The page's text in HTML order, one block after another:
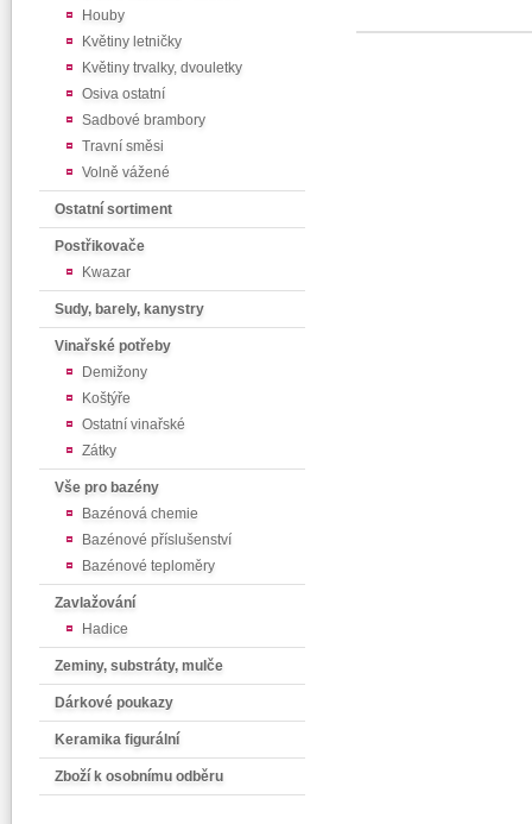
Houby
Květiny letničky
Květiny trvalky, dvouletky
Osiva ostatní
Sadbové brambory
Travní směsi
Volně vážené
Ostatní sortiment
Postřikovače
Kwazar
Sudy, barely, kanystry
Vinařské potřeby
Demižony
Koštýře
Ostatní vinařské
Zátky
Vše pro bazény
Bazénová chemie
Bazénové příslušenství
Bazénové teploměry
Zavlažování
Hadice
Zeminy, substráty, mulče
Dárkové poukazy
Keramika figurální
Zboží k osobnímu odběru